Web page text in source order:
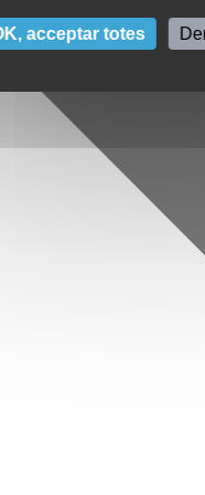
acceptar totes